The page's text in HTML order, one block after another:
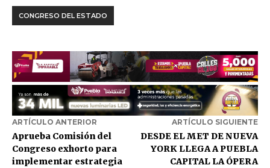
CONGRESO DEL ESTADO
ARTÍCULO ANTERIOR
Aprueba Comisión del
Congreso exhorto para
implementar estrategia
ARTÍCULO SIGUIENTE
DESDE EL MET DE NUEVA
YORK LLEGA A PUEBLA
CAPITAL LA ÓPERA